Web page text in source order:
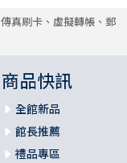
傳真刷卡、虛擬轉帳、郵
商品快訊
全館新品
館長推薦
禮品專區